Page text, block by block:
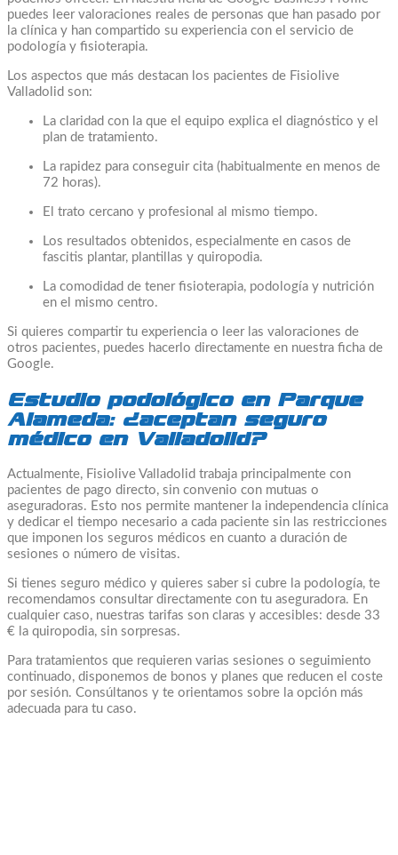
puedes leer valoraciones reales de personas que han pasado por
la clínica y han compartido su experiencia con el servicio de
podología y fisioterapia.
Los aspectos que más destacan los pacientes de Fisiolive
Valladolid son:
La claridad con la que el equipo explica el diagnóstico y el
plan de tratamiento.
La rapidez para conseguir cita (habitualmente en menos de
72 horas).
El trato cercano y profesional al mismo tiempo.
Los resultados obtenidos, especialmente en casos de
fascitis plantar, plantillas y quiropodia.
La comodidad de tener fisioterapia, podología y nutrición
en el mismo centro.
Si quieres compartir tu experiencia o leer las valoraciones de
otros pacientes, puedes hacerlo directamente en nuestra ficha de
Google.
Estudio podológico en Parque
Alameda: ¿aceptan seguro
médico en Valladolid?
Actualmente, Fisiolive Valladolid trabaja principalmente con
pacientes de pago directo, sin convenio con mutuas o
aseguradoras. Esto nos permite mantener la independencia clínica
y dedicar el tiempo necesario a cada paciente sin las restricciones
que imponen los seguros médicos en cuanto a duración de
sesiones o número de visitas.
Si tienes seguro médico y quieres saber si cubre la podología, te
recomendamos consultar directamente con tu aseguradora. En
cualquier caso, nuestras tarifas son claras y accesibles: desde 33
€ la quiropodia, sin sorpresas.
Para tratamientos que requieren varias sesiones o seguimiento
continuado, disponemos de bonos y planes que reducen el coste
por sesión. Consúltanos y te orientamos sobre la opción más
adecuada para tu caso.